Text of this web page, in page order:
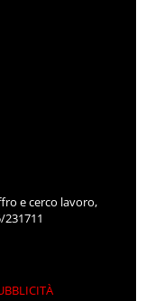
e cerco lavoro,